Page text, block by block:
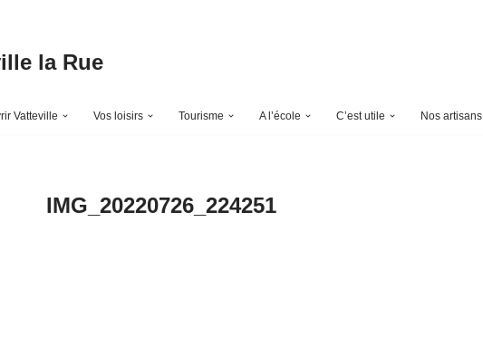
la Rue
Vatteville Vos loisirs Tourisme A l’école C’est utile Nos artisans
IMG_20220726_224251